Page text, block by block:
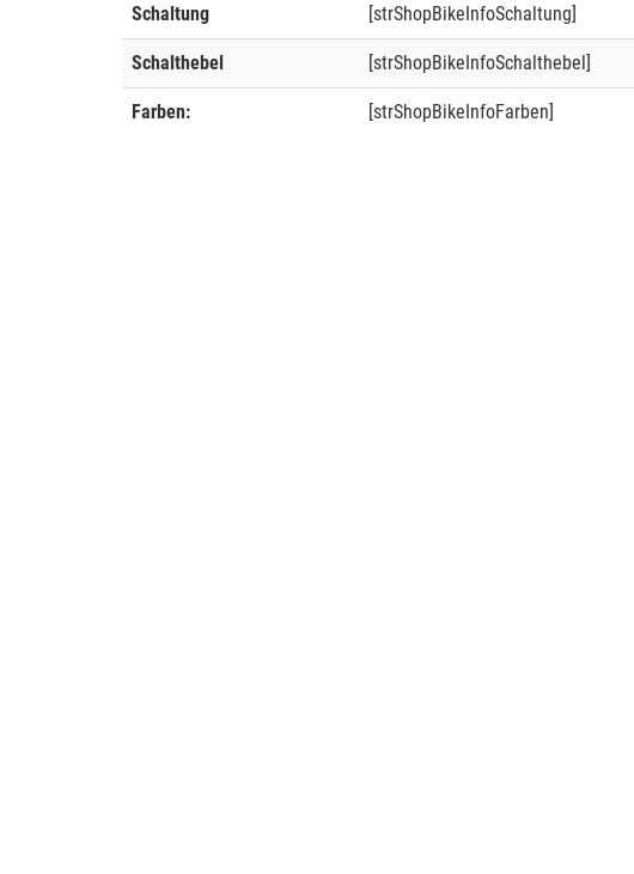
Schaltung [strShopBikeInfoSchaltung]
Schalthebel [strShopBikeInfoSchalthebel]
Farben: [strShopBikeInfoFarben]